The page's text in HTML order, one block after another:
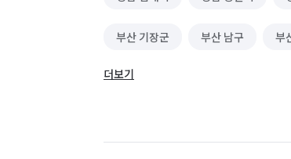
부산 기장군 부산 남구 부
부산 사상구
더보기